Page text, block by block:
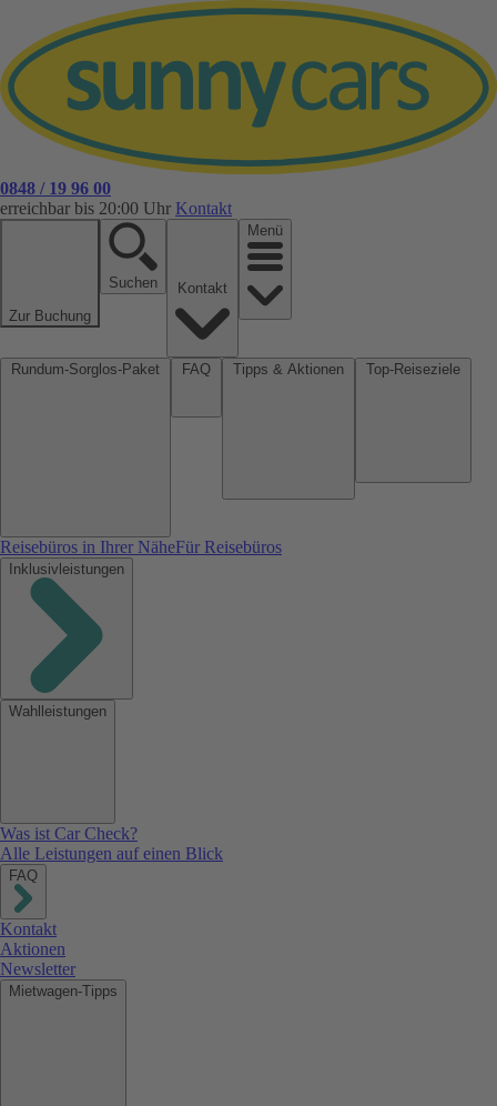
0848 / 19 96 00
erreichbar bis 20:00 Uhr Kontakt
Zur Buchung
Suchen
Menü
Reisebüros in Ihrer NäheFür Reisebüros
Inklusivleistungen
Wahlleistungen
Was ist Car Check?
Alle Leistungen auf einen Blick
FAQ
Kontakt
Aktionen
Newsletter
Mietwagen-Tipps